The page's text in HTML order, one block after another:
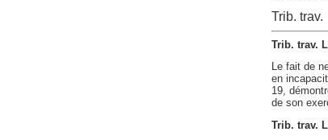
Trib. trav.
Trib. trav.
Le fait de
en
19,
de son
Trib. trav.